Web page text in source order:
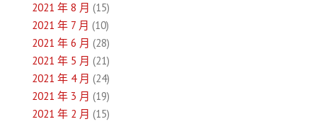
2021 年 8 月 (15)
2021 年 7 月 (10)
2021 年 6 月 (28)
2021 年 5 月 (21)
2021 年 4 月 (24)
2021 年 3 月 (19)
2021 年 2 月 (15)